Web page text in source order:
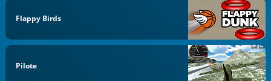
Flappy Birds
Pilote